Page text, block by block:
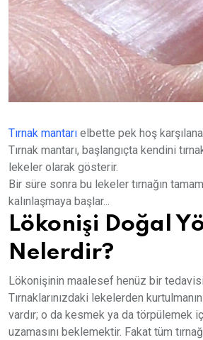
Tırnak mantarı elbette pek hoş
Tırnak mantarı, başlangıçta kendini
lekeler olarak gösterir.
Bir süre sonra bu lekeler tırnağın
kalınlaşmaya başlar...
Lökonişi Doğal
Nelerdir?
Lökonişinin maalesef henüz bir
Tırnaklarınızdaki lekelerden
vardır; o da kesmek ya da törpülemek
uzamasını beklemektir. Fakat tüm